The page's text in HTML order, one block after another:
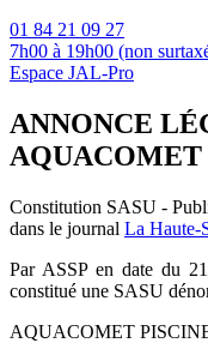
01 84 21 09 27
7h00 à 19h00 (non
Espace JAL-Pro
ANNONCE
AQUACOMET
Constitution SASU -
dans le journal La Haute-
Par ASSP en date du
constitué une SASU
AQUACOMET